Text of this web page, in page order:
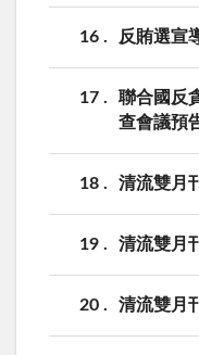
16 反賄選宣
17
聯合國反
查會議預
18 清流雙月
19 清流雙月
20 清流雙月